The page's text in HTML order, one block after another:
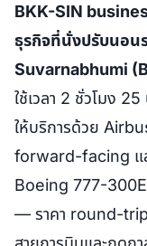
BKK-SIN
ธุรกิจที่นั่งปรับนอน
Suvarnabhumi
ใช้เวลา 2 ชั่วโมง
ให้บริการด้วย
forward-facing แ
Boeing 777-
— ราคา round-